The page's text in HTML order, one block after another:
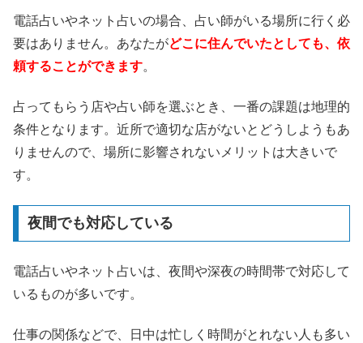
電話占いやネット占いの場合、占い師がいる場所に行く必
要はありません。あなたがどこに住んでいたとしても、依
頼することができます。
占ってもらう店や占い師を選ぶとき、一番の課題は地理的
条件となります。近所で適切な店がないとどうしようもあ
りませんので、場所に影響されないメリットは大きいで
す。
夜間でも対応している
電話占いやネット占いは、夜間や深夜の時間帯で対応して
いるものが多いです。
仕事の関係などで、日中は忙しく時間がとれない人も多い